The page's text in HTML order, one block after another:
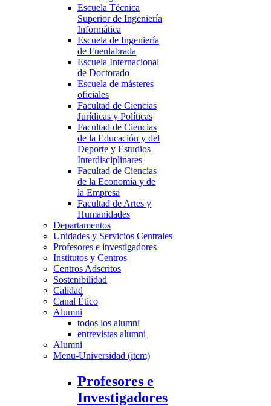
Escuela Técnica
Superior de Ingeniería
Informática
Escuela de Ingeniería
de Fuenlabrada
Escuela Internacional
de Doctorado
Escuela de másteres
oficiales
Facultad de Ciencias
Jurídicas y Políticas
Facultad de Ciencias
de la Educación y del
Deporte y Estudios
Interdisciplinares
Facultad de Ciencias
de la Economía y de
la Empresa
Facultad de Artes y
Humanidades
Departamentos
Unidades y Servicios Centrales
Profesores e investigadores
Institutos y Centros
Centros Adscritos
Sostenibilidad
Calidad
Canal Ético
Alumni
todos los alumni
entrevistas alumni
Alumni
Menu-Universidad (item)
Profesores e
Investigadores